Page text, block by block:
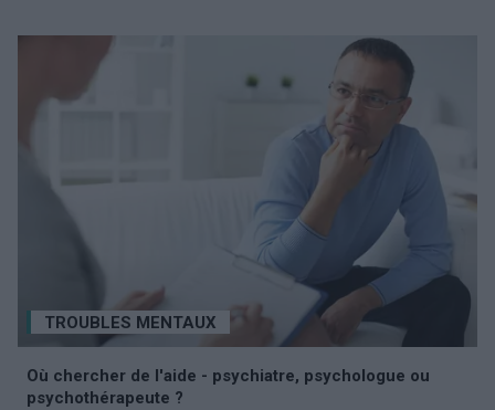
TROUBLES MENTAUX
Où chercher de l'aide - psychiatre, psychologue ou
psychothérapeute ?